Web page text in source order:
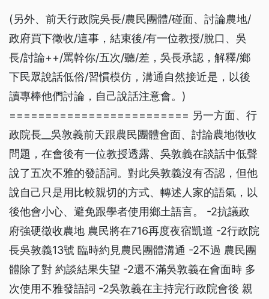
(另外、前天行政院吳長/農民團體/碰面、討論農地/
政府買下徵收/這事，結束後/有一位教授/脫口、吳
長/討論++/罵幹你/五次/聽/差，吳長承認，解釋/鄉
下民眾說話低俗/習慣模仿，溝通自然接近是，以後
讀專棒他們討論，自己說話注意會。)
========================= 另一方面、行
政院長__吳敦義前天跟農民團體會面、討論農地徵收
問題，在會後有一位教授透露、吳敦義在談話中低聲
說了五次不雅的發語詞。對此吳敦義沒有否認，但他
說自己只是用比較親切的方式、轉述人家的語氣，以
後他會小心、避免跟學者使用鄉土語言。 -2抗議政
府強硬徵收農地 農民將在716再度夜宿凱道 -2行政院
長吳敦義13號 臨時約見農民團體溝通 -2不過 農民團
體除了對 約談結果失望 -2還不滿吳敦義在會面時 多
次使用不雅發語詞 -2吳敦義在主持完行政院會後 親